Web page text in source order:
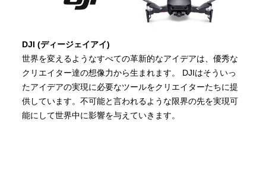
DJI (ディージェイアイ)
世界を変えるようなすべての革新的なアイデアは、優秀な
クリエイター達の想像力から生まれます。 DJIはそういっ
たアイデアの実現に必要なツールをクリエイターたちに提
供しています。不可能と言われるような限界の先を実現可
能にして世界中に影響を与えていきます。